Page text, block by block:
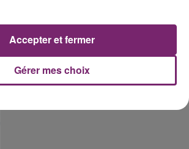
158 pompiers de la région sont
partis hier soir pour la Gironde
Gérer mes choix
Accepter et fermer